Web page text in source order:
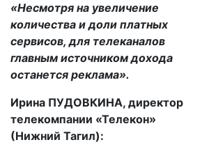
«Несмотря на увеличение
количества и доли платных
сервисов, для телеканалов
главным источником дохода
останется реклама».
Ирина ПУДОВКИНА, директор
телекомпании «Телекон»
(Нижний Тагил):